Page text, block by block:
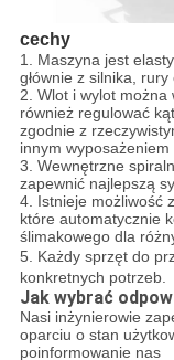
cechy
1. Maszyna jest
głównie z silnika, rury
2. Wlot i wylot można
również regulować
zgodnie z
innym
3. Wewnętrzne
zapewnić najlepszą
4. Istnieje możliwość
które automatycznie
ślimakowego dla
5. Każdy sprzęt do
konkretnych potrzeb.
Jak wybrać
Nasi inżynierowie
oparciu o stan
poinformowanie nas